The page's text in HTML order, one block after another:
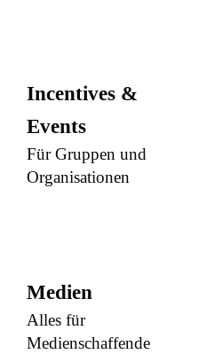
Incentives &
Events
Für Gruppen und
Organisationen
Medien
Alles für
Medienschaffende